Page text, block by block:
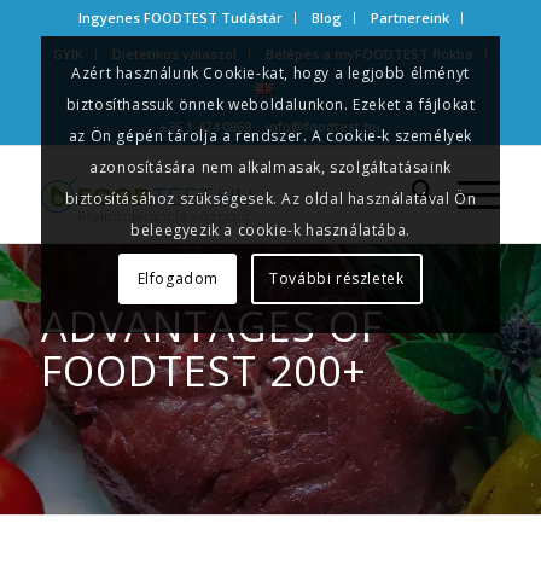
Ingyenes FOODTEST Tudástár Blog
Partnereink
GYIK
Dietetikus válaszol Belépés a myFOODTEST fiókba
+36 1 424 0969 info@foodtest.hu
ADVANTAGES OF
FOODTEST 200+
Azért használunk Cookie-kat, hogy a legjobb élményt
biztosíthassuk önnek weboldalunkon. Ezeket a fájlokat
az Ön gépén tárolja a rendszer. A cookie-k személyek
azonosítására nem alkalmasak, szolgáltatásaink
biztosításához szükségesek. Az oldal használatával Ön
beleegyezik a cookie-k használatába.
Elfogadom További részletek